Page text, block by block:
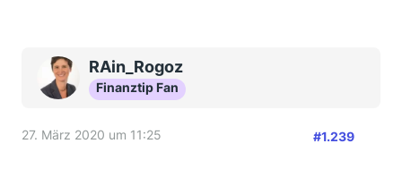
RAin_Rogoz
Finanztip Fan
27. März 2020 um 11:25 #1.239